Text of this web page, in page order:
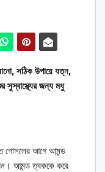
সঠিক উপায়ে যত্ন,
সুস্বাস্থ্যের জন্য মধু
গোসলের আগে আমন্ড
আমন্ড ত্বককে করে